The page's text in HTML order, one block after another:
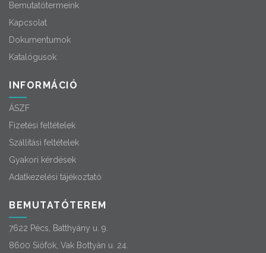
Bemutatótermeink
Kapcsolat
Dokumentumok
Katalógusok
INFORMÁCIÓ
ÁSZF
Fizetési feltételek
Szállítási feltételek
Gyakori kérdések
Adatkezelési tájékoztató
BEMUTATÓTEREM
7622 Pécs, Batthyány u. 9.
8600 Siófok, Vak Bottyán u. 24.